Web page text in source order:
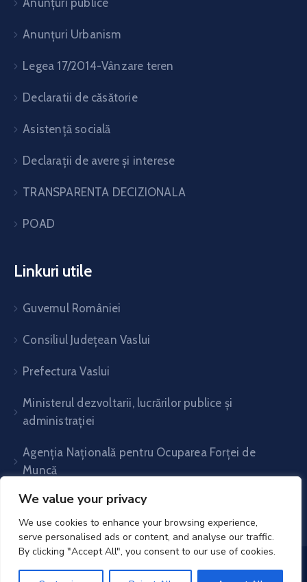
We value your privacy
We use cookies to enhance your browsing experience,
serve personalised ads or content, and analyse our traffic.
By clicking "Accept All", you consent to our use of cookies.
Anunțuri Urbanism
Legea 17/2014-Vânzare teren
Declaratii de căsătorie
Asistență socială
Declarații de avere și interese
TRANSPARENTA DECIZIONALA
POAD
Linkuri utile
Guvernul României
Consiliul Județean Vaslui
Prefectura Vaslui
Ministerul dezvoltarii, lucrărilor publice și
administrației
Agenția Națională pentru Ocuparea Forței de
Muncă
UAT Voinești- Vaslui© 2025. All Rights Reserved